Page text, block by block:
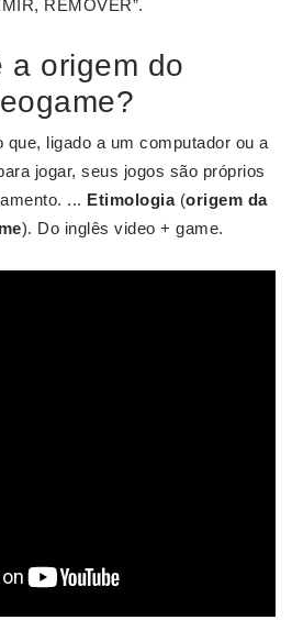
REMOVER”.
a origem do
que, ligado a um computador ou a
jogar, seus jogos são próprios
... Etimologia(origem da
). Do inglês video + game.